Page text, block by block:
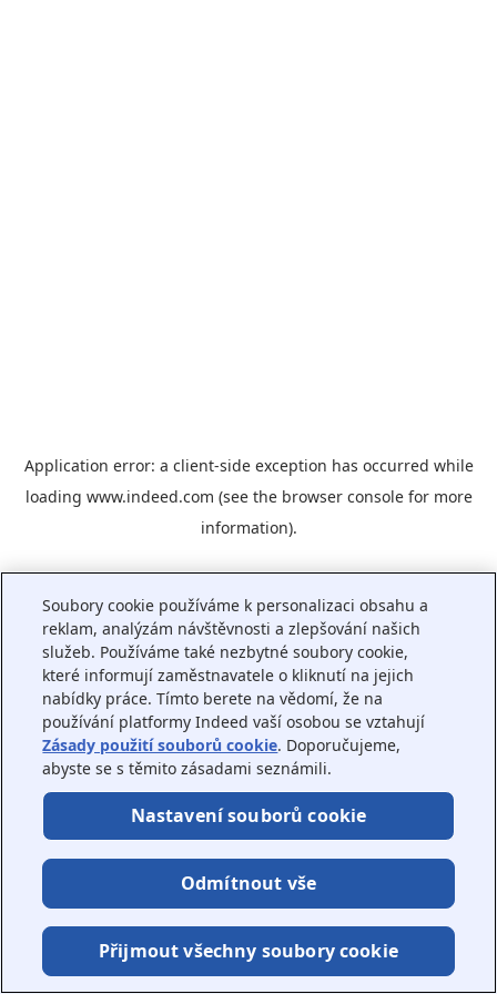
Application error: a client-side exception has occurred while
loading www.indeed.com (see the browser consolefor more
information).
Soubory cookie používáme k personalizaci obsahu a
reklam, analýzám návštěvnosti a zlepšování našich
služeb. Používáme také nezbytné soubory cookie,
které informují zaměstnavatele o kliknutí na jejich
nabídky práce. Tímto berete na vědomí, že na
používání platformy Indeed vaší osobou se vztahují
Zásady použití souborů cookie. Doporučujeme,
abyste se s těmito zásadami seznámili.
Nastavení souborů cookie
Odmítnout vše
Přijmout všechny soubory cookie